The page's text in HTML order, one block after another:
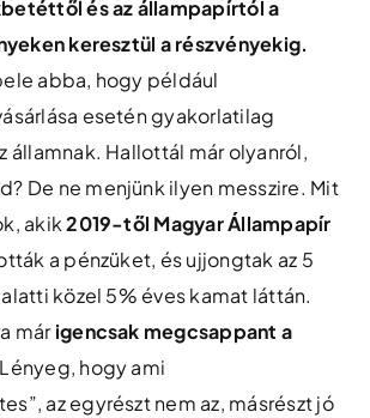
és az állampapírtól a
keresztül a részvényekig.
abba, hogy például
esetén gyakorlatilag
államnak. Hallottál már olyanról,
De ne menjünk ilyen messzire. Mit
akik2019-től Magyar Állampapír
a pénzüket, és ujjongtak az 5
közel 5% éves kamat láttán.
márigencsak megcsappant a
hogy ami
az egyrészt nem az, másrészt jó